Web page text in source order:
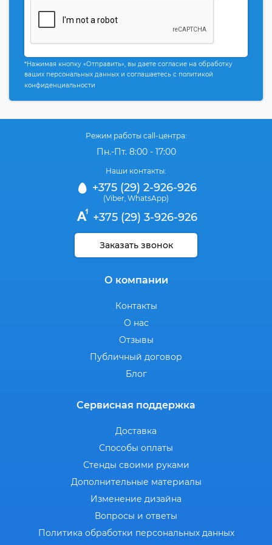
*Нажимая кнопку «Отправить», вы даете согласие на обработку
ваших персональных данных и соглашаетесь с политикой
конфиденциальности
Режим работы call-центра:
Пн.-Пт. 8:00 - 17:00
Наши контакты:
+375 (29) 2-926-926
(Viber WhatsApp)
+375 (29) 3-926-926
Заказать звонок
О компании
Контакты
О нас
Отзывы
Публичный договор
Блог
Сервисная поддержка
Доставка
Способы оплаты
Стенды своими руками
Дополнительные материалы
Изменение дизайна
Вопросы и ответы
Политика обработки персональных данных